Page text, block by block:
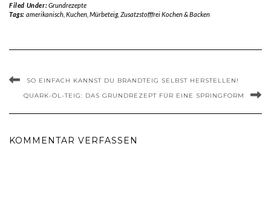
Filed Under:Grundrezepte
Tags: amerikanisch, Kuchen, Mürbeteig, Zusatzstofffrei Kochen & Backen
SO EINFACH KANNST DU BRANDTEIG SELBST HERSTELLEN!
QUARK-ÖL-TEIG: DAS GRUNDREZEPT FÜR EINE SPRINGFORM
KOMMENTAR VERFASSEN